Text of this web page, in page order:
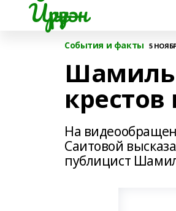
Йүрүҙән
События и факты 5
Шамиль
На
Саитовой
публицист